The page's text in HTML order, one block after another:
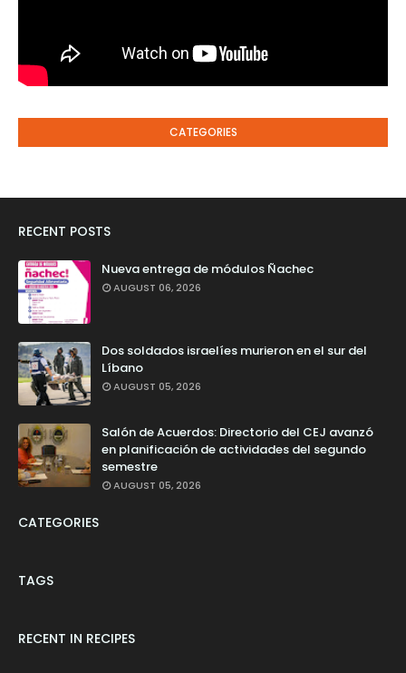
CATEGORIES
RECENT POSTS
Nueva entrega de módulos Ñachec
AUGUST 06, 2026
Dos soldados israelíes murieron en el sur del
Líbano
AUGUST 05, 2026
Salón de Acuerdos: Directorio del CEJ avanzó
en planificación de actividades del segundo
semestre
AUGUST 05, 2026
CATEGORIES
TAGS
RECENT IN RECIPES